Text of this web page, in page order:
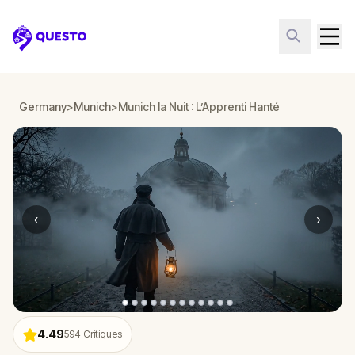
Questo
Germany>Munich>Munich la Nuit : L’Apprenti Hanté
‹ ›
4.49594 Critiques